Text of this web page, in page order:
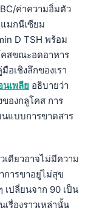
ค่าความอิ่มตัว
มกนีเซียม
D TSH พร้อม
คสขณะอดอาหาร
อเชิงลึกของเรา
นเพลีย อธิบายว่า
องกลูโคส การ
นแบบการขาดสาร
ดียวอาจไม่มีความ
การขาอยู่ไม่สุข
เปลี่ยนจาก 90 เป็น
รื่องราวเหล่านั้น